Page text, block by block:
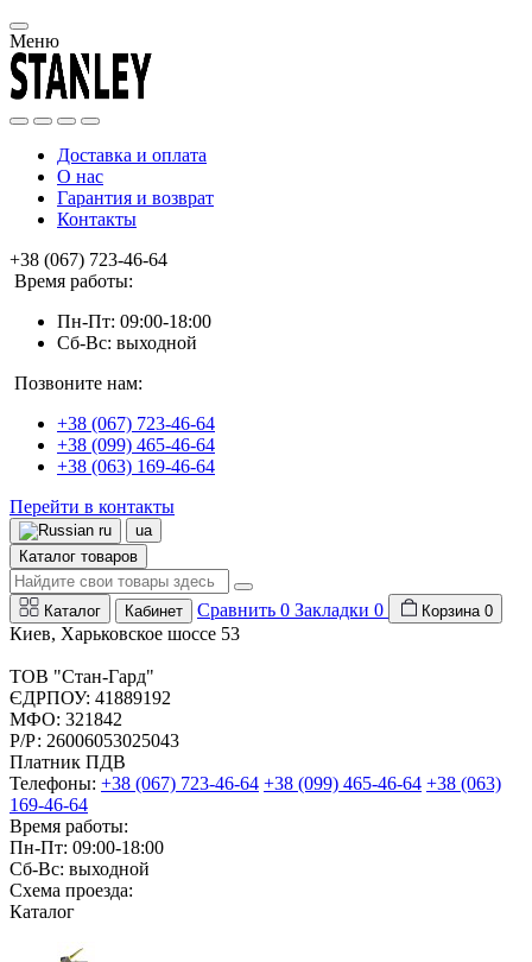
Меню
Доставка и оплата
О нас
Гарантия и возврат
Контакты
+38 (067) 723-46-64
Время работы:
Пн-Пт: 09:00-18:00
Сб-Вс: выходной
Позвоните нам:
+38 (067) 723-46-64
+38 (099) 465-46-64
+38 (063) 169-46-64
Перейти в контакты
ru
ua
Каталог товаров
Каталог Кабинет Сравнить 0 Закладки 0 Корзина 0
Киев, Харьковское шоссе 53
ТОВ "Стан-Гард"
ЄДРПОУ: 41889192
МФО: 321842
Р/Р: 26006053025043
Платник ПДВ
Телефоны: +38 (067) 723-46-64 +38 (099) 465-46-64 +38 (063)
169-46-64
Время работы:
Пн-Пт: 09:00-18:00
Сб-Вс: выходной
Схема проезда:
Каталог